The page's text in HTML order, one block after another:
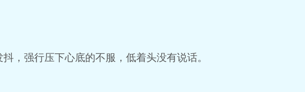
，强行压下心底的不服，低着头没有说话。